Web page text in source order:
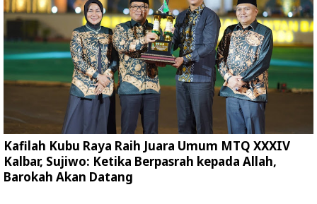
Kafilah Kubu Raya Raih Juara Umum MTQ XXXIV
Kalbar, Sujiwo: Ketika Berpasrah kepada Allah,
Barokah Akan Datang